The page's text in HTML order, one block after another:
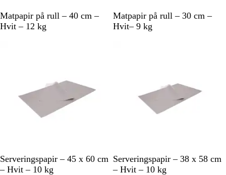
H
v
Matpapir på rull – 40 cm –
Hvit – 12 kg
H
v
Matpapir på rull – 30 cm –
Hvit– 9 kg
H
v
Serveringspapir – 45 x 60 cm
– Hvit – 10 kg
H
v
Serveringspapir – 38 x 58 cm
– Hvit – 10 kg